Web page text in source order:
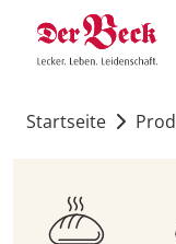
Startseite